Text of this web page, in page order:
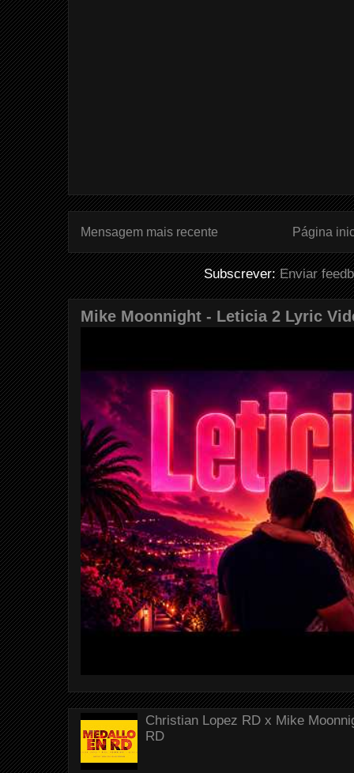
Mensagem mais recente Página
Subscrever:Enviar
Mike Moonnight - Leticia 2 Lyric
Christian Lopez RD x Mike
RD